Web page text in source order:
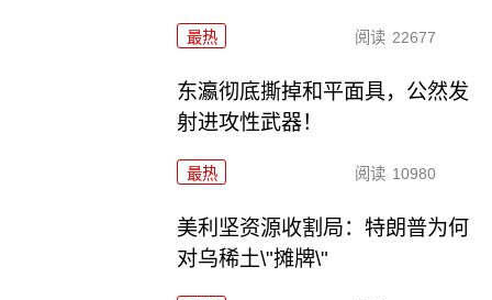
最热 阅读 22677
东瀛彻底撕掉和平面具，公然发
射进攻性武器！
最热 阅读 10980
美利坚资源收割局：特朗普为何
对乌稀土\"摊牌\"